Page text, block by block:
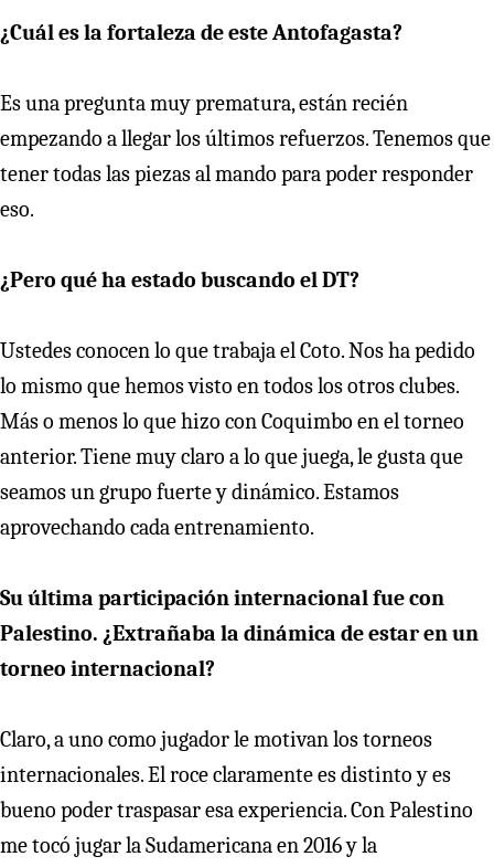
¿Cuál es la fortaleza de este Antofagasta?
Es una pregunta muy prematura, están recién
empezando a llegar los últimos refuerzos. Tenemos que
tener todas las piezas al mando para poder responder
eso.
¿Pero qué ha estado buscando el DT?
Ustedes conocen lo que trabaja el Coto. Nos ha pedido
lo mismo que hemos visto en todos los otros clubes.
Más o menos lo que hizo con Coquimbo en el torneo
anterior. Tiene muy claro a lo que juega, le gusta que
seamos un grupo fuerte y dinámico. Estamos
aprovechando cada entrenamiento.
Su última participación internacional fue con
Palestino. ¿Extrañaba la dinámica de estar en un
torneo internacional?
Claro, a uno como jugador le motivan los torneos
internacionales. El roce claramente es distinto y es
bueno poder traspasar esa experiencia. Con Palestino
me tocó jugar la Sudamericana en 2016 y la